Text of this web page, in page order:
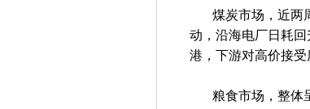
煤炭市场，近两周
动，沿海电厂日耗
港，下游对高价接
粮食市场，整体呈